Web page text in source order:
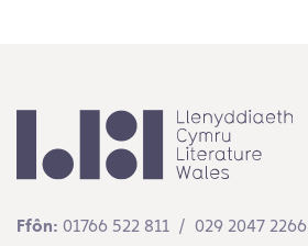
Ffôn: 01766 522 811 / 029 2047 2266